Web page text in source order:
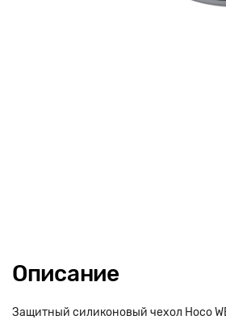
Описание
Защитный силиконовый чехол Hoco